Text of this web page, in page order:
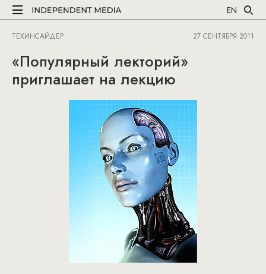
EN
ТЕХИНСАЙДЕР 27 СЕНТЯБРЯ 2011
«Популярный лекторий»
приглашает на лекцию